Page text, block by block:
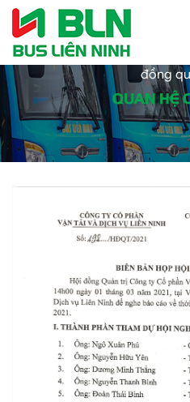
QUAN HỆ
Trang chủ Quan hệ cổ
đồng